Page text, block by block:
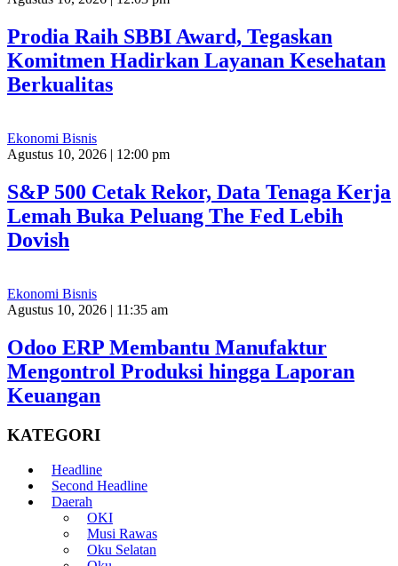
Prodia Raih SBBI Award, Tegaskan
Komitmen Hadirkan Layanan Kesehatan
Berkualitas
Ekonomi Bisnis
Agustus 10, 2026 | 12:00 pm
S&P 500 Cetak Rekor, Data Tenaga Kerja
Lemah Buka Peluang The Fed Lebih
Dovish
Ekonomi Bisnis
Agustus 10, 2026 | 11:35 am
Odoo ERP Membantu Manufaktur
Mengontrol Produksi hingga Laporan
Keuangan
KATEGORI
Headline
Second Headline
Daerah
OKI
Musi Rawas
Oku Selatan